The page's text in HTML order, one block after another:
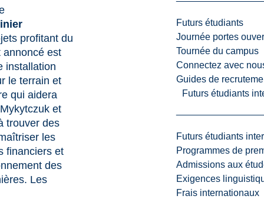
Futurs étudiants
Journée portes
Tournée du campus
Connectez avec
Guides de
Futurs étudiants
Futurs étudiants
Programmes de
Admissions aux
Exigences
Frais internationaux
profitant du
annoncé est
installation
le terrain et
qui aidera
et
trouver des
les
financiers et
des
Les